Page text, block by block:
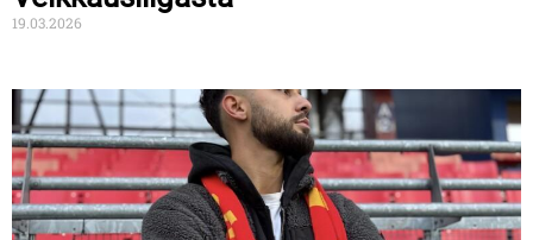
19.03.2026